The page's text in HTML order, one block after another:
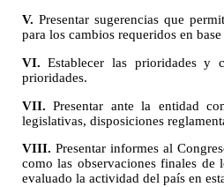
V. Presentar sugerencias que
para los cambios requeridos en
VI. Establecer las prioridades y
prioridades.
VII. Presentar ante la entidad
legislativas, disposiciones
VIII. Presentar informes al
como las observaciones finales de
evaluado la actividad del país en